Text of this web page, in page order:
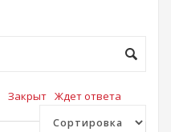
Закрыт Ждет ответа